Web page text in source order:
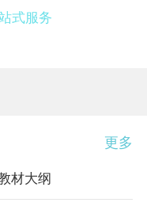
式服务
更多
材大纲